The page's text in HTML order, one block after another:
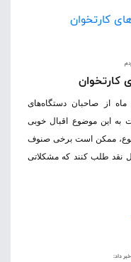
کارتخوان
ماه از صاحبان دستگاه‌های
به این موضوع اقبال خوبی
ممکن است برخی صنوف
نقد طلب کنند که مشکلاتی
داد: